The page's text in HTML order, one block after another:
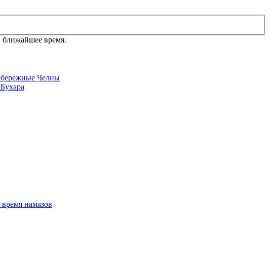
ближайшее время.
Челны
Бухара
намазов